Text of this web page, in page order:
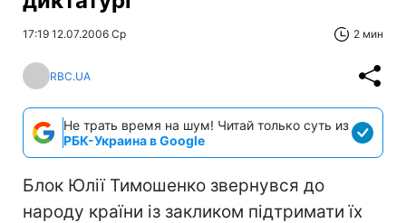
17:19 12.07.2006 Ср 2 мин
RBC.UA
Не трать время на шум! Читай только суть из
РБК-Украина в Google
Блок Юлії Тимошенко звернувся до
народу країни із закликом підтримати їх